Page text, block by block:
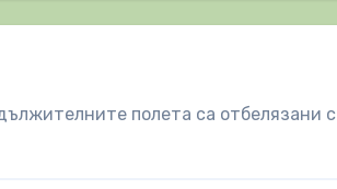
полета са отбелязани с